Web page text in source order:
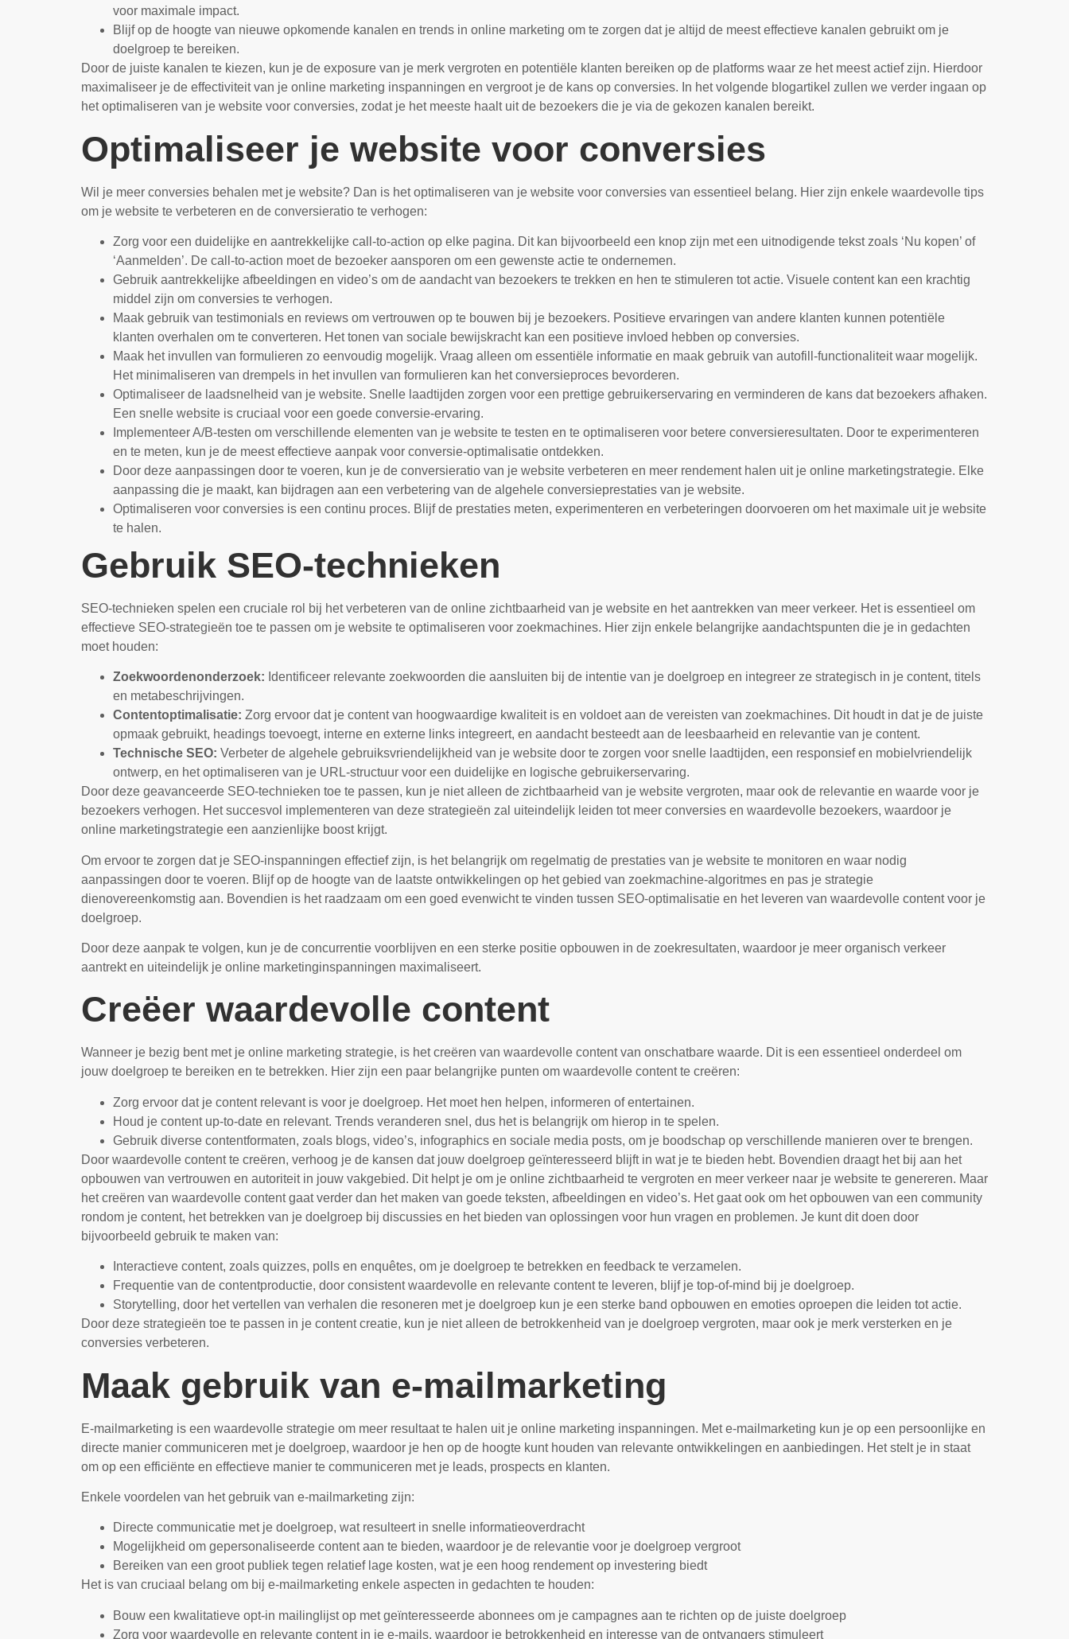
voor maximale impact.
Blijf op de hoogte van nieuwe opkomende kanalen en trends in online marketing om te zorgen dat je altijd de meest effectieve kanalen gebruikt om je
doelgroep te bereiken.
Door de juiste kanalen te kiezen, kun je de exposure van je merk vergroten en potentiële klanten bereiken op de platforms waar ze het meest actief zijn. Hierdoor
maximaliseer je de effectiviteit van je online marketing inspanningen en vergroot je de kans op conversies. In het volgende blogartikel zullen we verder ingaan op
het optimaliseren van je website voor conversies, zodat je het meeste haalt uit de bezoekers die je via de gekozen kanalen bereikt.
Optimaliseer je website voor conversies
Wil je meer conversies behalen met je website? Dan is het optimaliseren van je website voor conversies van essentieel belang. Hier zijn enkele waardevolle tips
om je website te verbeteren en de conversieratio te verhogen:
Zorg voor een duidelijke en aantrekkelijke call-to-action op elke pagina. Dit kan bijvoorbeeld een knop zijn met een uitnodigende tekst zoals ‘Nu kopen’ of
‘Aanmelden’. De call-to-action moet de bezoeker aansporen om een gewenste actie te ondernemen.
Gebruik aantrekkelijke afbeeldingen en video’s om de aandacht van bezoekers te trekken en hen te stimuleren tot actie. Visuele content kan een krachtig
middel zijn om conversies te verhogen.
Maak gebruik van testimonials en reviews om vertrouwen op te bouwen bij je bezoekers. Positieve ervaringen van andere klanten kunnen potentiële
klanten overhalen om te converteren. Het tonen van sociale bewijskracht kan een positieve invloed hebben op conversies.
Maak het invullen van formulieren zo eenvoudig mogelijk. Vraag alleen om essentiële informatie en maak gebruik van autofill-functionaliteit waar mogelijk.
Het minimaliseren van drempels in het invullen van formulieren kan het conversieproces bevorderen.
Optimaliseer de laadsnelheid van je website. Snelle laadtijden zorgen voor een prettige gebruikerservaring en verminderen de kans dat bezoekers afhaken.
Een snelle website is cruciaal voor een goede conversie-ervaring.
Implementeer A/B-testen om verschillende elementen van je website te testen en te optimaliseren voor betere conversieresultaten. Door te experimenteren
en te meten, kun je de meest effectieve aanpak voor conversie-optimalisatie ontdekken.
Door deze aanpassingen door te voeren, kun je de conversieratio van je website verbeteren en meer rendement halen uit je online marketingstrategie. Elke
aanpassing die je maakt, kan bijdragen aan een verbetering van de algehele conversieprestaties van je website.
Optimaliseren voor conversies is een continu proces. Blijf de prestaties meten, experimenteren en verbeteringen doorvoeren om het maximale uit je website
te halen.
Gebruik SEO-technieken
SEO-technieken spelen een cruciale rol bij het verbeteren van de online zichtbaarheid van je website en het aantrekken van meer verkeer. Het is essentieel om
effectieve SEO-strategieën toe te passen om je website te optimaliseren voor zoekmachines. Hier zijn enkele belangrijke aandachtspunten die je in gedachten
moet houden:
Zoekwoordenonderzoek: Identificeer relevante zoekwoorden die aansluiten bij de intentie van je doelgroep en integreer ze strategisch in je content, titels
en metabeschrijvingen.
Contentoptimalisatie: Zorg ervoor dat je content van hoogwaardige kwaliteit is en voldoet aan de vereisten van zoekmachines. Dit houdt in dat je de juiste
opmaak gebruikt, headings toevoegt, interne en externe links integreert, en aandacht besteedt aan de leesbaarheid en relevantie van je content.
Technische SEO: Verbeter de algehele gebruiksvriendelijkheid van je website door te zorgen voor snelle laadtijden, een responsief en mobielvriendelijk
ontwerp, en het optimaliseren van je URL-structuur voor een duidelijke en logische gebruikerservaring.
Door deze geavanceerde SEO-technieken toe te passen, kun je niet alleen de zichtbaarheid van je website vergroten, maar ook de relevantie en waarde voor je
bezoekers verhogen. Het succesvol implementeren van deze strategieën zal uiteindelijk leiden tot meer conversies en waardevolle bezoekers, waardoor je
online marketingstrategie een aanzienlijke boost krijgt.
Om ervoor te zorgen dat je SEO-inspanningen effectief zijn, is het belangrijk om regelmatig de prestaties van je website te monitoren en waar nodig
aanpassingen door te voeren. Blijf op de hoogte van de laatste ontwikkelingen op het gebied van zoekmachine-algoritmes en pas je strategie
dienovereenkomstig aan. Bovendien is het raadzaam om een goed evenwicht te vinden tussen SEO-optimalisatie en het leveren van waardevolle content voor je
doelgroep.
Door deze aanpak te volgen, kun je de concurrentie voorblijven en een sterke positie opbouwen in de zoekresultaten, waardoor je meer organisch verkeer
aantrekt en uiteindelijk je online marketinginspanningen maximaliseert.
Creëer waardevolle content
Wanneer je bezig bent met je online marketing strategie, is het creëren van waardevolle content van onschatbare waarde. Dit is een essentieel onderdeel om
jouw doelgroep te bereiken en te betrekken. Hier zijn een paar belangrijke punten om waardevolle content te creëren:
Zorg ervoor dat je content relevant is voor je doelgroep. Het moet hen helpen, informeren of entertainen.
Houd je content up-to-date en relevant. Trends veranderen snel, dus het is belangrijk om hierop in te spelen.
Gebruik diverse contentformaten, zoals blogs, video’s, infographics en sociale media posts, om je boodschap op verschillende manieren over te brengen.
Door waardevolle content te creëren, verhoog je de kansen dat jouw doelgroep geïnteresseerd blijft in wat je te bieden hebt. Bovendien draagt het bij aan het
opbouwen van vertrouwen en autoriteit in jouw vakgebied. Dit helpt je om je online zichtbaarheid te vergroten en meer verkeer naar je website te genereren. Maar
het creëren van waardevolle content gaat verder dan het maken van goede teksten, afbeeldingen en video’s. Het gaat ook om het opbouwen van een community
rondom je content, het betrekken van je doelgroep bij discussies en het bieden van oplossingen voor hun vragen en problemen. Je kunt dit doen door
bijvoorbeeld gebruik te maken van:
Interactieve content, zoals quizzes, polls en enquêtes, om je doelgroep te betrekken en feedback te verzamelen.
Frequentie van de contentproductie, door consistent waardevolle en relevante content te leveren, blijf je top-of-mind bij je doelgroep.
Storytelling, door het vertellen van verhalen die resoneren met je doelgroep kun je een sterke band opbouwen en emoties oproepen die leiden tot actie.
Door deze strategieën toe te passen in je content creatie, kun je niet alleen de betrokkenheid van je doelgroep vergroten, maar ook je merk versterken en je
conversies verbeteren.
Maak gebruik van e-mailmarketing
E-mailmarketing is een waardevolle strategie om meer resultaat te halen uit je online marketing inspanningen. Met e-mailmarketing kun je op een persoonlijke en
directe manier communiceren met je doelgroep, waardoor je hen op de hoogte kunt houden van relevante ontwikkelingen en aanbiedingen. Het stelt je in staat
om op een efficiënte en effectieve manier te communiceren met je leads, prospects en klanten.
Enkele voordelen van het gebruik van e-mailmarketing zijn:
Directe communicatie met je doelgroep, wat resulteert in snelle informatieoverdracht
Mogelijkheid om gepersonaliseerde content aan te bieden, waardoor je de relevantie voor je doelgroep vergroot
Bereiken van een groot publiek tegen relatief lage kosten, wat je een hoog rendement op investering biedt
Het is van cruciaal belang om bij e-mailmarketing enkele aspecten in gedachten te houden:
Bouw een kwalitatieve opt-in mailinglijst op met geïnteresseerde abonnees om je campagnes aan te richten op de juiste doelgroep
Zorg voor waardevolle en relevante content in je e-mails, waardoor je betrokkenheid en interesse van de ontvangers stimuleert